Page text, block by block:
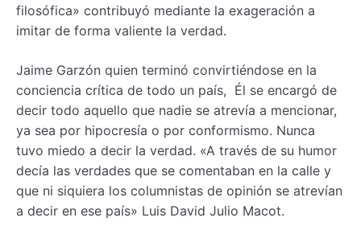
filosófica» contribuyó mediante la exageración a
imitar de forma valiente la verdad.
Jaime Garzón quien terminó convirtiéndose en la
conciencia crítica de todo un país, Él se encargó de
decir todo aquello que nadie se atrevía a mencionar,
ya sea por hipocresía o por conformismo. Nunca
tuvo miedo a decir la verdad. «A través de su humor
decía las verdades que se comentaban en la calle y
que ni siquiera los columnistas de opinión se atrevían
a decir en ese país» Luis David Julio Macot.